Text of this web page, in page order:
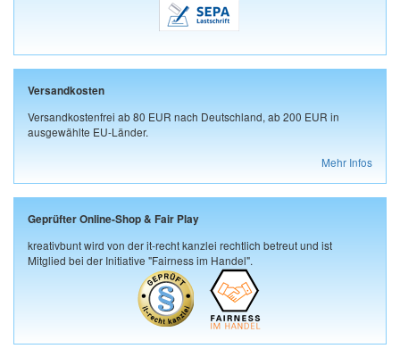
Versandkosten
Versandkostenfrei ab 80 EUR nach Deutschland, ab 200 EUR in
ausgewählte EU-Länder.
Mehr Infos
Geprüfter Online-Shop & Fair Play
kreativbunt wird von der it-recht kanzlei rechtlich betreut und ist
Mitglied bei der Initiative "Fairness im Handel".